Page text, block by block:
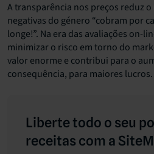
A transparência nos preços reduz
negativas do género “cobram por
longe!”. Na era das avaliações on-
minimizar o risco em torno do
valor enorme e contribui para o
consequência, para maiores lucros.
Liberte todo o seu
receitas com a